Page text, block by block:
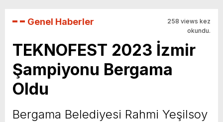
Genel Haberler
258 views kez
okundu.
TEKNOFEST 2023 İzmir
Şampiyonu Bergama
Oldu
Bergama Belediyesi Rahmi Yeşilsoy